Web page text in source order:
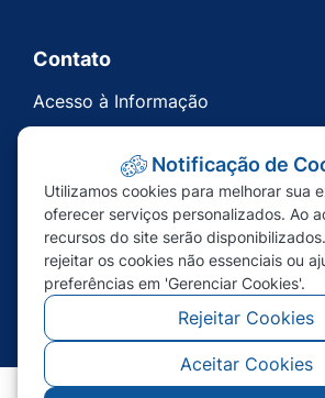
Contato
Acesso à Informação
Carta de Serviços
Telefones Úteis
Notificação de
Utilizamos cookies para melhorar sua
oferecer serviços personalizados. Ao
recursos do site serão
rejeitar os cookies não essenciais ou
preferências em 'Gerenciar Cookies'.
Rejeitar Cookies
Aceitar Cookies